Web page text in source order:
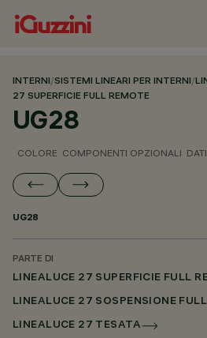
INTERNI/SISTEMI LINEARI PER INTERNI/
27 SUPERFICIE FULL REMOTE
UG28
COLORE COMPONENTI OPZIONALI
UG28
PARTE DI
LINEALUCE 27 SUPERFICIE FULL
LINEALUCE 27 SOSPENSIONE
LINEALUCE 27 TESATA